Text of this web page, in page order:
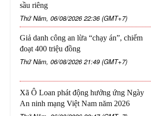
sầu riêng
Thứ Năm, 06/08/2026 22:36 (GMT+7)
Giả danh công an lừa “chạy án”, chiếm
đoạt 400 triệu đồng
Thứ Năm, 06/08/2026 21:49 (GMT+7)
Xã Ô Loan phát động hưởng ứng Ngày
An ninh mạng Việt Nam năm 2026